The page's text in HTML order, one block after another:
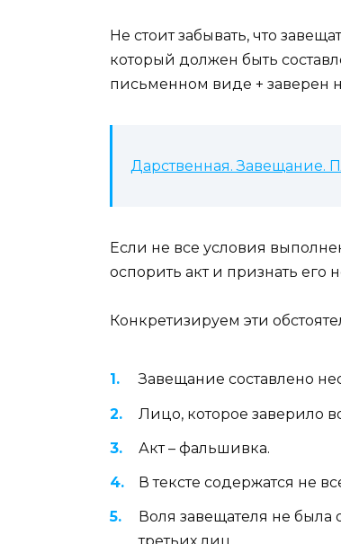
Не стоит забывать, что
который должен быть
письменном виде + заверен
Дарственная. Завещание.
Если не все условия
оспорить акт и признать его
Конкретизируем эти
Завещание составлено
Лицо, которое заверило
Акт – фальшивка.
В тексте содержатся не
Воля завещателя не была